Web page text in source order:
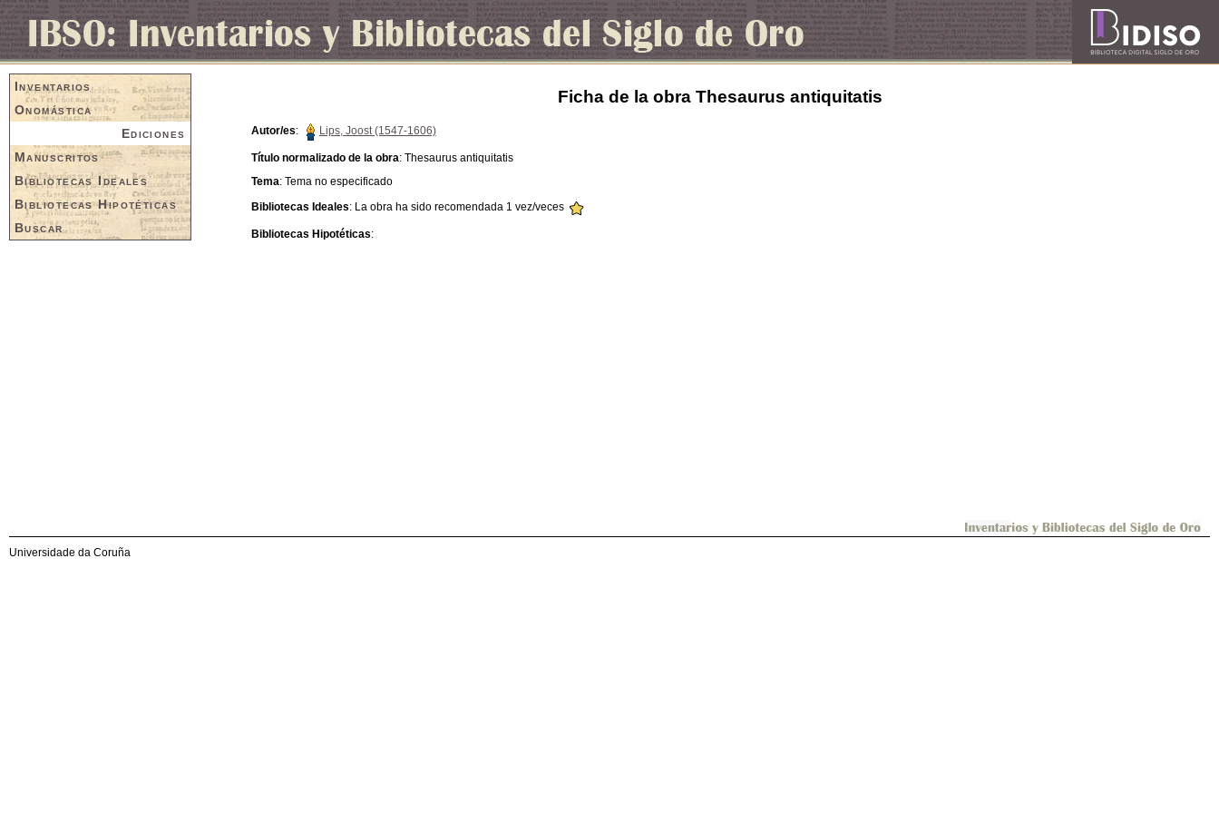
Inventarios
Onomástica
Ediciones
Manuscritos
Bibliotecas Ideales
Bibliotecas Hipotéticas
Buscar
Ficha de la obra Thesaurus antiquitatis
Autor/es: Lips, Joost (1547-1606)
Título normalizado de la obra: Thesaurus antiquitatis
Tema: Tema no especificado
Bibliotecas Ideales: La obra ha sido recomendada 1 vez/veces
Bibliotecas Hipotéticas:
Universidade da Coruña